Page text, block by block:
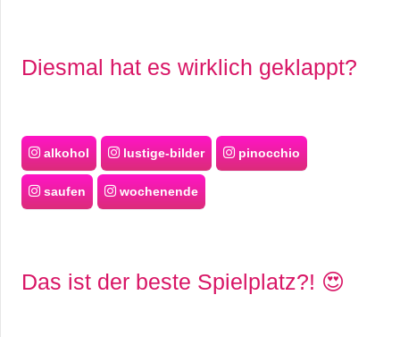
Diesmal hat es wirklich geklappt?
alkohol lustige-bilder pinocchio
saufen wochenende
Das ist der beste Spielplatz?! 😍